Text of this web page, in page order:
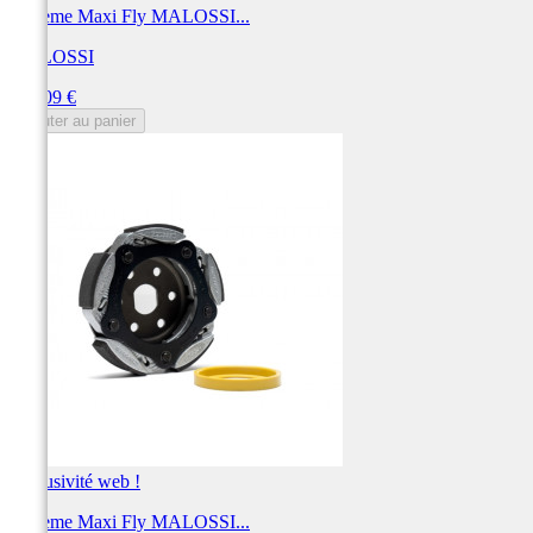
Système Maxi Fly MALOSSI...
MALOSSI
209,09 €
Ajouter au panier
Exclusivité web !
Système Maxi Fly MALOSSI...